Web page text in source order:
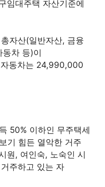
임대주택 자산기준에
자산(일반자산, 금융
차 등)이
동차는 24,990,000
50% 이하인 무주택세
기 힘든 열악한 거주
원, 여인숙, 노숙인 시
주하고 있는 자